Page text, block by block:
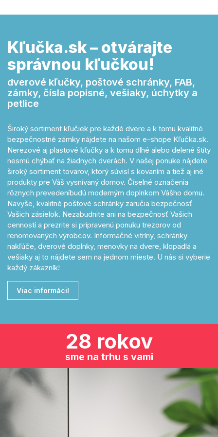
Kľučka.sk – otvárajte
správnou kľučkou!
dverové kľučky, poštové schránky, FAB,
zámky, čísla popisné, vešiaky, úchytky a
petlice
Široký sortiment kľučiek pre každé dvere a k tomu kvalitné
bezpečnostné zámky nájdete na našom e-shope Kľučka.sk.
Nerezové aj plastové kľučky a k tomu dlhé alebo delené štíty
nesmú chýbať na žiadnych dverách. V našej ponuke nájdete
široký sortiment tovarov, ktorý súvisí s kovaním a tiež aj iné
produkty pre Váš vysnívaný domov. Číselné označenia
rôznych prevedeníbudú moderným doplnkom Vášho domu.
Navyše, kvalitné poštové schránky zaručia bezpečnosť
Vašich zásielok. Nezabudnite ani na bezpečnosť Vašich
cenností a prezrite si pripravenú ponuku trezorov od
renomovaných výrobcov. Informačné vitríny, schránky
nakľúče, dverové doplnky, menovky na dvere, klopadlá a
vešiaky aj to nájdete sem na jednom mieste. U nás si vyberie
každý zákazník!
Viac informácií
28 rokov
sme na trhu s vami